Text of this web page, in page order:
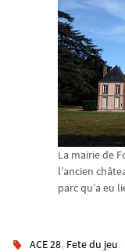
La mairie de
l’ancien
parc qu’a eu
ACE 28, Fete du jeu.